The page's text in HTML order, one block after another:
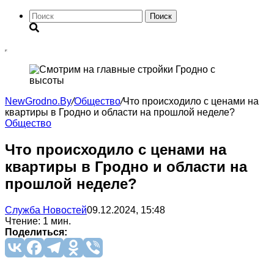
Поиск
NewGrodno.By/Общество/Что происходило с ценами на
квартиры в Гродно и области на прошлой неделе?
Общество
Что происходило с ценами на
квартиры в Гродно и области на
прошлой неделе?
Служба Новостей09.12.2024, 15:48
Чтение: 1 мин.
Поделиться: